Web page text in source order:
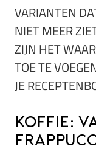
VARIANTEN
NIET MEER
ZIJN HET
TOE TE
JE
Koffie: